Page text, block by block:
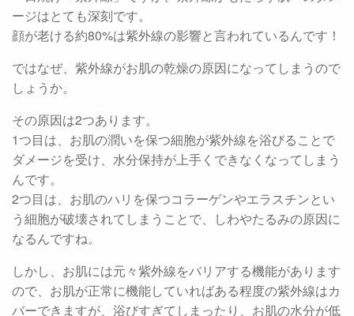
ージはとても深刻です。
顔が老ける約80%は紫外線の影響と言われているんです！
ではなぜ、紫外線がお肌の乾燥の原因になってしまうので
しょうか。
その原因は2つあります。
1つ目は、お肌の潤いを保つ細胞が紫外線を浴びることで
ダメージを受け、水分保持が上手くできなくなってしまう
んです。
2つ目は、お肌のハリを保つコラーゲンやエラスチンとい
う細胞が破壊されてしまうことで、しわやたるみの原因に
なるんですね。
しかし、お肌には元々紫外線をバリアする機能があります
ので、お肌が正常に機能していればある程度の紫外線はカ
バーできますが、浴びすぎてしまったり、お肌の水分が低